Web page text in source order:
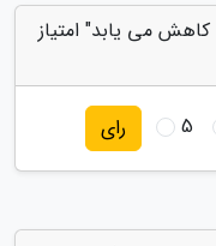
می یابد" امتیاز
5 رای